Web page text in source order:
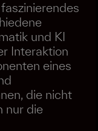
und KI
Interaktion
eines
die nicht
nur die